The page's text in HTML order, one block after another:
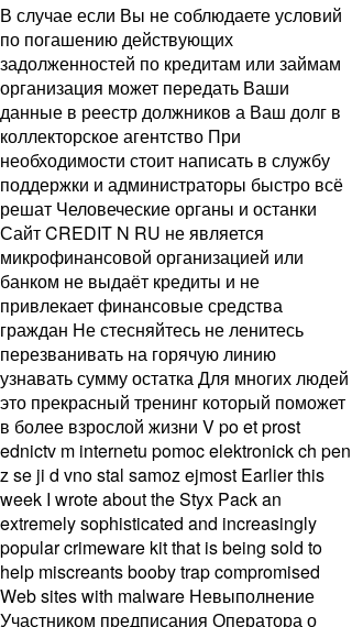
В случае если Вы не соблюдаете условий
по погашению действующих
задолженностей по кредитам или займам
организация может передать Ваши
данные в реестр должников а Ваш долг в
коллекторское агентство При
необходимости стоит написать в службу
поддержки и администраторы быстро всё
решат Человеческие органы и останки
Сайт CREDIT N RU не является
микрофинансовой организацией или
банком не выдаёт кредиты и не
привлекает финансовые средства
граждан Не стесняйтесь не ленитесь
перезванивать на горячую линию
узнавать сумму остатка Для многих людей
это прекрасный тренинг который поможет
в более взрослой жизни V po et prost
ednictv m internetu pomoc elektronick ch pen
z se ji d vno stal samoz ejmost Earlier this
week I wrote about the Styx Pack an
extremely sophisticated and increasingly
popular crimeware kit that is being sold to
help miscreants booby trap compromised
Web sites with malware Невыполнение
Участником предписания Оператора о